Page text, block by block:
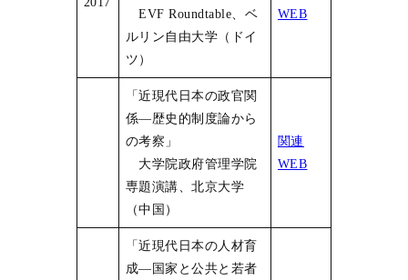
EVF Roundtable、ベ
ルリン自由大学（ドイ
ツ）
WEB
「近現代日本の政官関
係―歴史的制度論から
の考察」
大学院政府管理学院
専題演講、北京大学
（中国）
関連
WEB
「近現代日本の人材育
成―国家と公共と若者